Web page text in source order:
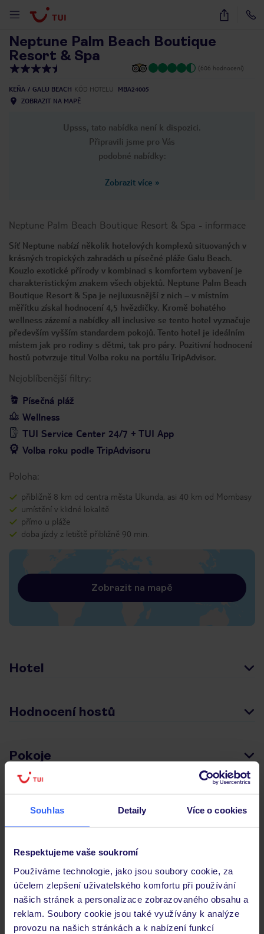
Souhlas Detaily Více o cookies
Respektujeme vaše soukromí
Používáme technologie, jako jsou soubory cookie, za
účelem zlepšení uživatelského komfortu při používání
našich stránek a personalizace zobrazovaného obsahu a
reklam. Soubory cookie jsou také využívány k analýze
provozu na našich stránkách a k nabízení funkcí
20
Neptune Palm Beach Boutique
Resort & Spa
(606 hodnocení)
KEŇA GALU BEACH KÓD HOTELU
MBA24005
ZOBRAZIT NA MAPĚ
Upsss, tato nabídka není k dispozici.
Připravili jsme pro Vás
podobné nabídky:
Zobrazit více »
Neptune Palm Beach Boutique Resort & Spa - informace
Síť Neptune nabízí několik hotelových komplexů situovaných v
krásných tropických zahradách u písečné pláže Galu Beach.
Kouzlo exotické přírody v kombinaci s komfortem vybavení je
charakteristickým znakem všech objektů. Neptune Palm Beach
Boutique Resort & Spa je nejluxusnější z nich – v místním
měřítku získal hodnocení 4,5 hvězdičky. Kromě bohatého
wellness zázemí a nabídky all inclusive se tento hotel vyznačuje
především vyšším standardem pokojů. Tento hotel je ideálním
místem jak pro rodiny s dětmi, tak pro páry. Pozitivní hodnocení
hostů potvrzuje titul Volba roku na portálu TripAdvisor.
Nejoblíbenější filtry:
Písečná pláž
Wellness
TUI Service Center 24/7 + TUI App
Volba roku podle TripAdvisoru
Poloha:
přibližně 8 km od centra města Ukunda, asi 40 km od Mombasy
umístění v klidné lokalitě
přímo u pláže
doba jízdy z letiště přibližně 90 min.
Zobrazit na mapě
Hotel
Hodnocení hostů
Pokoje
Stravování
Často kladené otázky
Jaké doklady jsou potřebné při cestování?
Budeme ubytováni ihned po příjezdu do hotelu?